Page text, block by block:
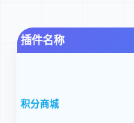
插件名称
积分商城